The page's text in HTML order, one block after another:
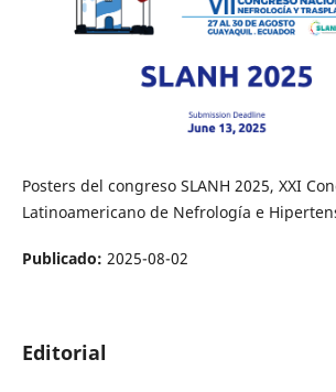
Posters del congreso SLANH 2025, XXI
Latinoamericano de Nefrología e
Publicado: 2025-08-02
Editorial